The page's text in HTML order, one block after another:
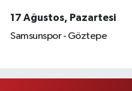
17 Ağustos, Pazartesi
Samsunspor - Göztepe